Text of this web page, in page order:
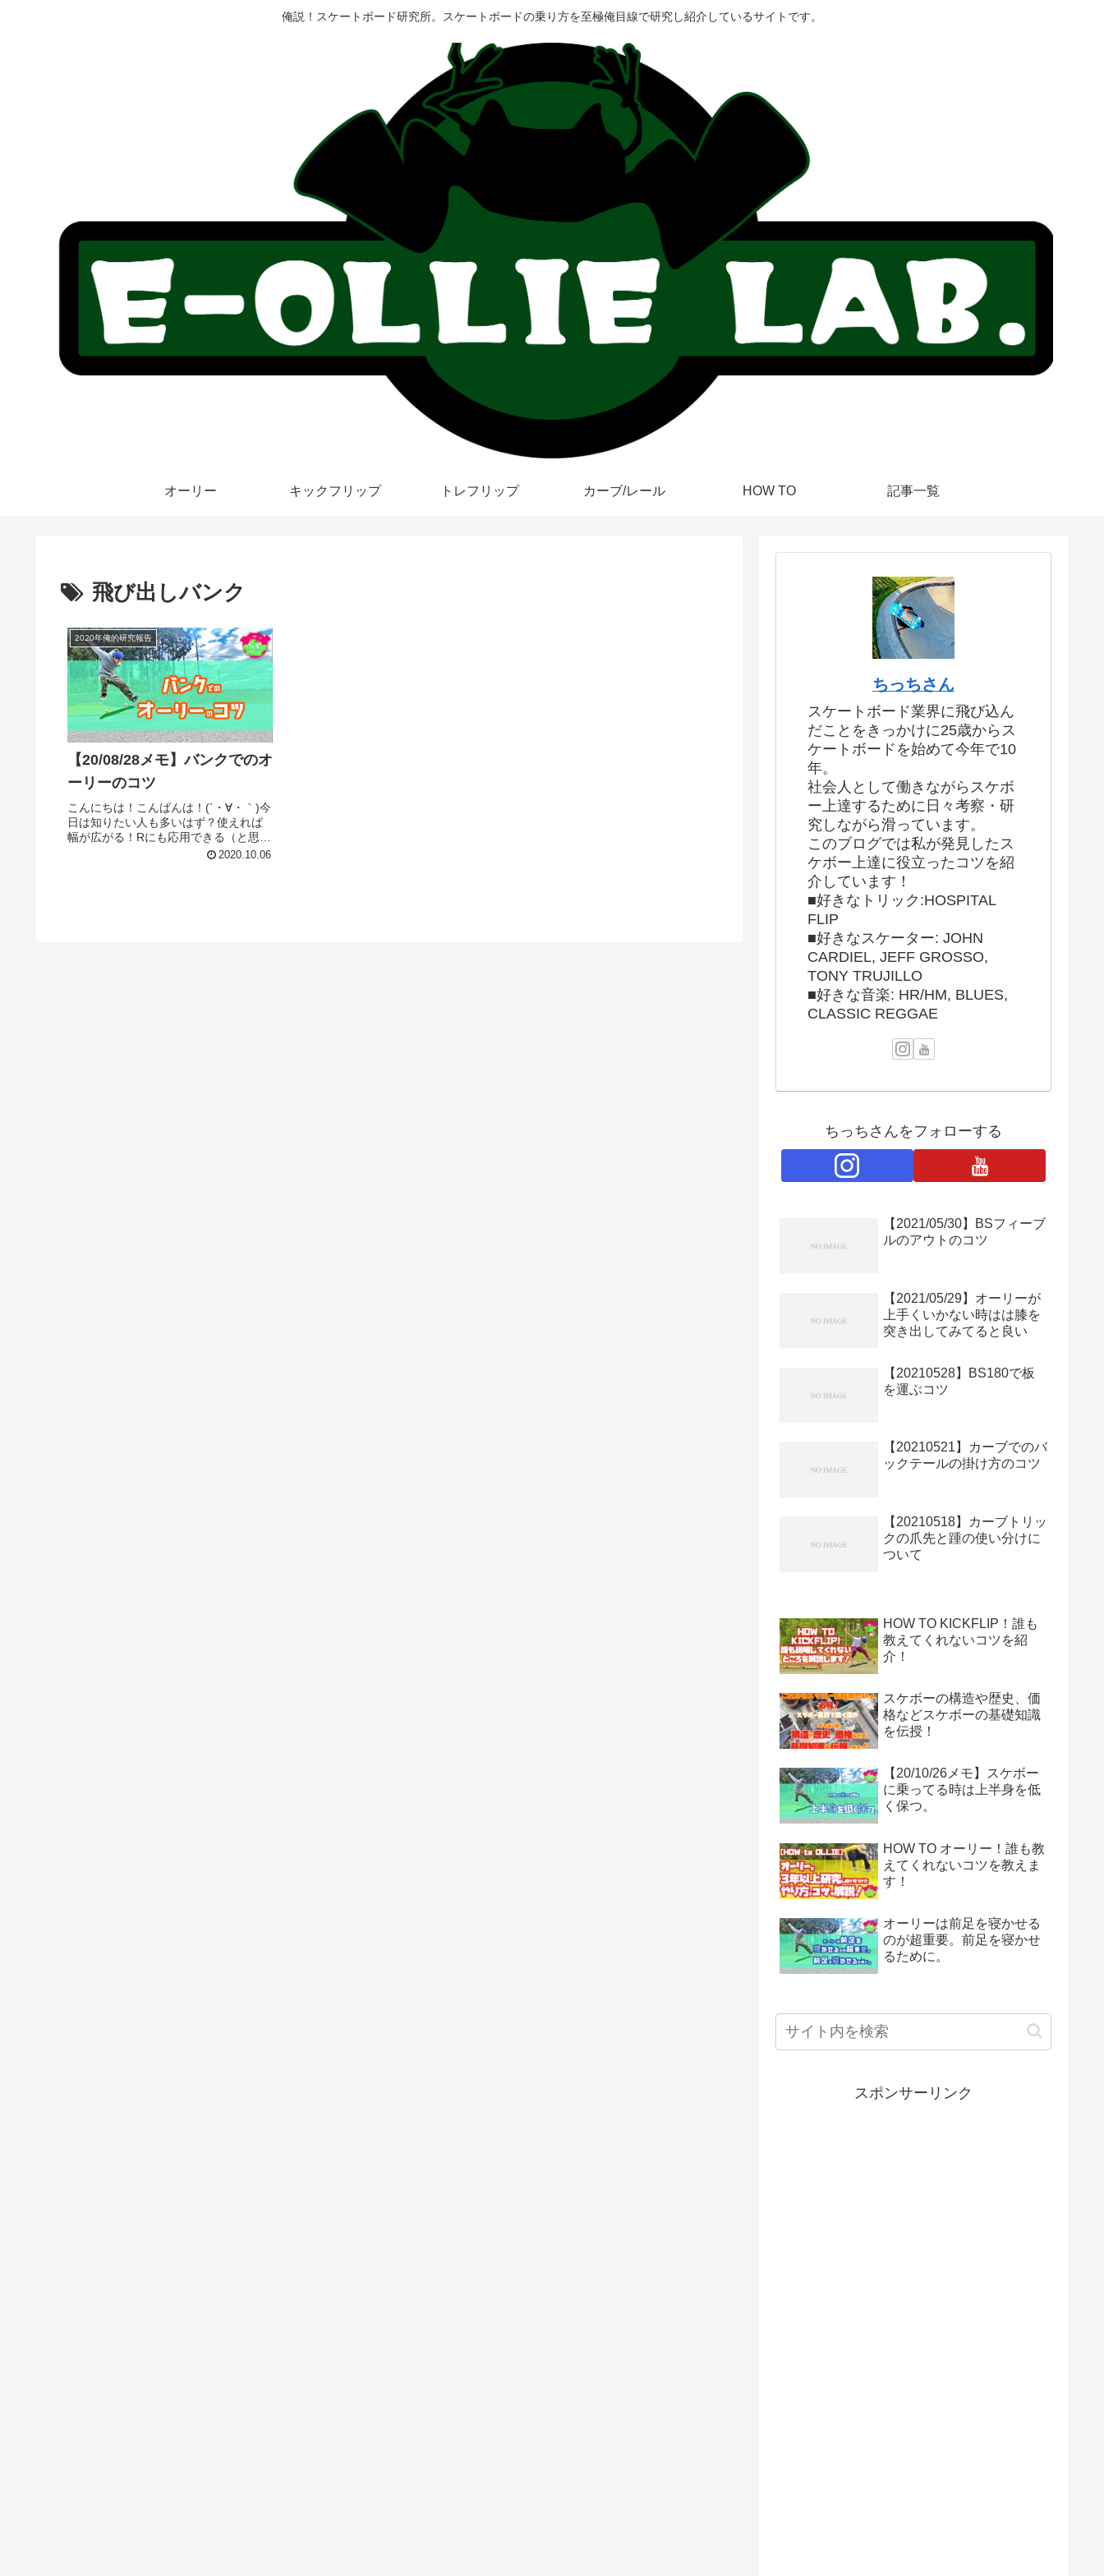
俺説！スケートボード研究所。スケートボードの乗り方を至極俺目線で研究し紹介しているサイトです。
オーリー キックフリップ トレフリップ カーブ/レール HOW TO 記事一覧
飛び出しバンク
2020年俺的研究報告
【20/08/28メモ】バンクでのオ
ーリーのコツ
こんにちは！こんばんは！(´・∀・｀)今
日は知りたい人も多いはず？使えれば
幅が広がる！Rにも応用できる（と思
う。）バンクtoバンクや、飛び出しバン
2020.10.06
ちっちさん
スケートボード業界に飛び込ん
だことをきっかけに25歳からス
ケートボードを始めて今年で10
年。
社会人として働きながらスケボ
ー上達するために日々考察・研
究しながら滑っています。
このブログでは私が発見したス
ケボー上達に役立ったコツを紹
介しています！
■好きなトリック:HOSPITAL
FLIP
■好きなスケーター: JOHN
CARDIEL, JEFF GROSSO,
TONY TRUJILLO
■好きな音楽: HR/HM, BLUES,
CLASSIC REGGAE
ちっちさんをフォローする
【2021/05/30】BSフィーブ
ルのアウトのコツ
【2021/05/29】オーリーが
上手くいかない時はは膝を
突き出してみてると良い
【20210528】BS180で板
を運ぶコツ
【20210521】カーブでのバ
ックテールの掛け方のコツ
【20210518】カーブトリッ
クの爪先と踵の使い分けに
ついて
HOW TO KICKFLIP！誰も
教えてくれないコツを紹
介！
スケボーの構造や歴史、価
格などスケボーの基礎知識
を伝授！
【20/10/26メモ】スケボー
に乗ってる時は上半身を低
く保つ。
HOW TO オーリー！誰も教
えてくれないコツを教えま
す！
オーリーは前足を寝かせる
のが超重要。前足を寝かせ
るために。
スポンサーリンク